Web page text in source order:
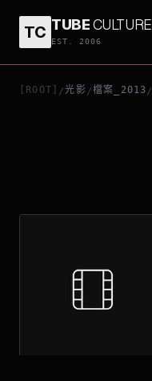
TC TUBECULTURE
EST. 2006
[ROOT] /光影 /檔案_2013 /
賭城大丈夫